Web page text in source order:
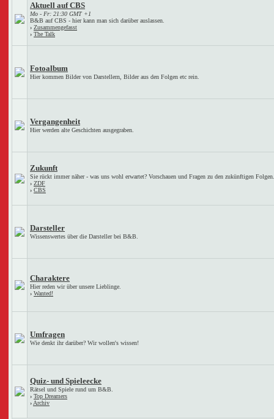
Aktuell auf CBS
Mo - Fr: 21:30 GMT +1
B&B auf CBS - hier kann man sich darüber auslassen.
› Zusammengefasst
› The Talk
Fotoalbum
Hier kommen Bilder von Darstellern, Bilder aus den Folgen etc rein.
Vergangenheit
Hier werden alte Geschichten ausgegraben.
Zukunft
Sie rückt immer näher - was uns wohl erwartet? Vorschauen und Fragen zu den zukünftigen Folgen.
› ZDF
› CBS
Darsteller
Wissenswertes über die Darsteller bei B&B.
Charaktere
Hier reden wir über unsere Lieblinge.
› Wanted!
Umfragen
Wie denkt ihr darüber? Wir wollen's wissen!
Quiz- und Spieleecke
Rätsel und Spiele rund um B&B.
› Top Dreamers
› Archiv